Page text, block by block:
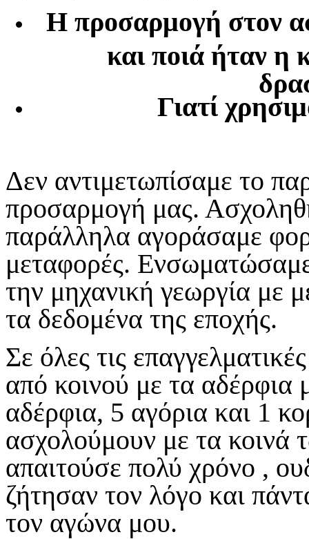
Η προσαρμογή στον
και ποιά ήταν η
Γιατί
Δεν αντιμετωπίσαμε το
προσαρμογή μας.
παράλληλα αγοράσαμε
μεταφορές. Ενσωματώσαμε
την μηχανική γεωργία με
τα δεδομένα της εποχής.
Σε όλες τις
από κοινού με τα
αδέρφια, 5 αγόρια και 1
ασχολούμουν με τα κοινά
απαιτούσε πολύ χρόνο ,
ζήτησαν τον λόγο και
τον αγώνα μου.